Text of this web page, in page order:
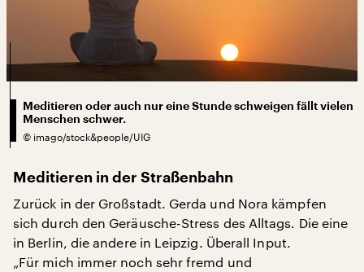
Meditieren oder auch nur eine Stunde schweigen fällt vielen
Menschen schwer.
© imago/stock&people/UIG
Meditieren in der Straßenbahn
Zurück in der Großstadt. Gerda und Nora kämpfen
sich durch den Geräusche-Stress des Alltags. Die eine
in Berlin, die andere in Leipzig. Überall Input.
„Für mich immer noch sehr fremd und